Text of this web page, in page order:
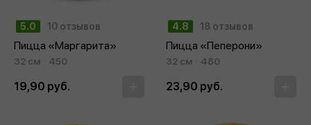
5.0 10 отзывов
Пицца «Маргарита»
32 см 450
19,90 руб.
4.8 18 отзывов
Пицца «Пеперони»
32 см 480
23,90 руб.